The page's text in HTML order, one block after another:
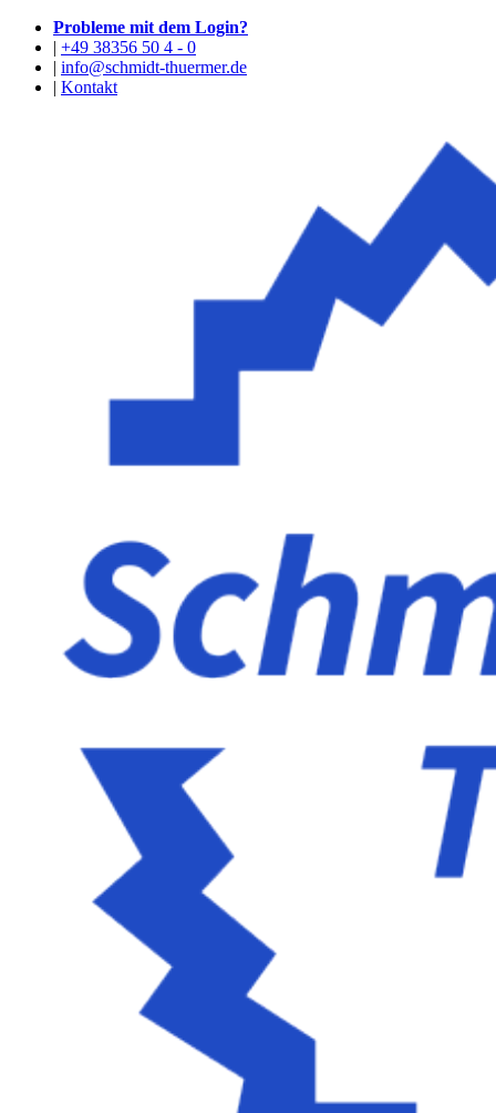
Probleme mit dem Login?
| +49 38356 50 4 - 0
| info@schmidt-thuermer.de
| Kontakt